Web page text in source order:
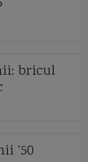
bricul
‘50